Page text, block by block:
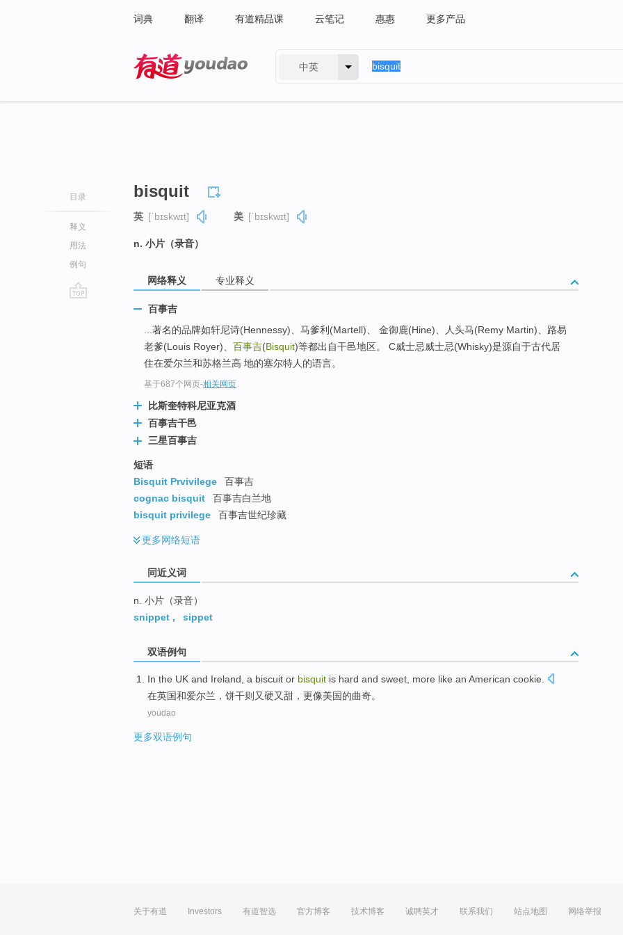
词典 翻译 有道精品课 云笔记 惠惠 更多产品
中英
目录
释义
用法
例句
bisquit
英 [ˈbɪskwɪt] 美 [ˈbɪskwɪt]
n. 小片（录音）
网络释义 专业释义
百事吉
...著名的品牌如轩尼诗(Hennessy)、马爹利(Martell)、 金御鹿(Hine)、人头马(Remy Martin)、路易
老爹(Louis Royer)、 百事吉(Bisquit)等都出自干邑地区。 C威士忌威士忌(Whisky)是源自于古代居
住在爱尔兰和苏格兰高 地的塞尔特人的语言。
基于687个网页-相关网页
比斯奎特科尼亚克酒
百事吉干邑
三星百事吉
短语
Bisquit Prvivilege
百事吉
cognac bisquit
百事吉白兰地
bisquit privilege
百事吉世纪珍藏
更多网络短语
同近义词
n. 小片（录音）
snippet , sippet
双语例句
In the UK and Ireland, a biscuit or bisquit is hard and sweet, more like an American cookie.
在英国和爱尔兰 ， 饼干则 又硬又甜 ， 更像美国的曲奇。
youdao
更多双语例句
关于有道 Investors 有道智选 官方博客 技术博客 诚聘英才 联系我们 站点地图 网络举报